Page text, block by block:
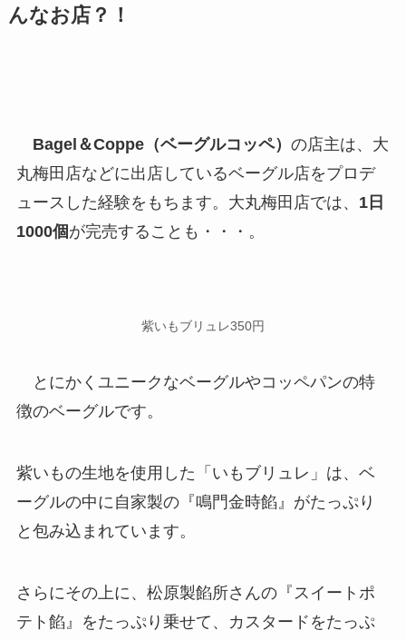
んなお店？！
Bagel＆Coppe（ベーグルコッペ） の店主は、大
丸梅田店などに出店しているベーグル店をプロデ
ュースした経験をもちます。大丸梅田店では、 1日
1000個 が完売することも・・・。
紫いもブリュレ350円
とにかくユニークなベーグルやコッペパンの特
徴のベーグルです。
紫いもの生地を使用した「いもブリュレ」は、ベ
ーグルの中に自家製の『鳴門金時餡』がたっぷり
と包み込まれています。
さらにその上に、松原製餡所さんの『スイートポ
テト餡』をたっぷり乗せて、カスタードをたっぷ